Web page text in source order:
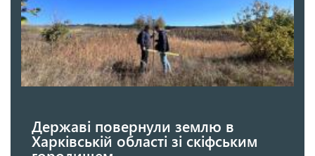
Державі повернули землю в
Харківській області зі скіфським